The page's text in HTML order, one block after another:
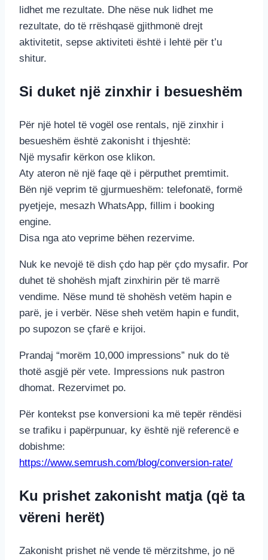
lidhet me rezultate. Dhe nëse nuk lidhet me
rezultate, do të rrëshqasë gjithmonë drejt
aktivitetit, sepse aktiviteti është i lehtë për t’u
shitur.
Si duket një zinxhir i besueshëm
Për një hotel të vogël ose rentals, një zinxhir i
besueshëm është zakonisht i thjeshtë:
Një mysafir kërkon ose klikon.
Aty ateron në një faqe që i përputhet premtimit.
Bën një veprim të gjurmueshëm: telefonatë, formë
pyetjeje, mesazh WhatsApp, fillim i booking
engine.
Disa nga ato veprime bëhen rezervime.
Nuk ke nevojë të dish çdo hap për çdo mysafir. Por
duhet të shohësh mjaft zinxhirin për të marrë
vendime. Nëse mund të shohësh vetëm hapin e
parë, je i verbër. Nëse sheh vetëm hapin e fundit,
po supozon se çfarë e krijoi.
Prandaj “morëm 10,000 impressions” nuk do të
thotë asgjë për vete. Impressions nuk pastron
dhomat. Rezervimet po.
Për kontekst pse konversioni ka më tepër rëndësi
se trafiku i papërpunuar, ky është një referencë e
dobishme:
https://www.semrush.com/blog/conversion-rate/
Ku prishet zakonisht matja (që ta
vëreni herët)
Zakonisht prishet në vende të mërzitshme, jo në